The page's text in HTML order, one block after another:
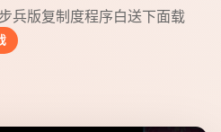
兵版复制度程序白送下面载